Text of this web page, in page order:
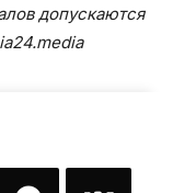
допускаются